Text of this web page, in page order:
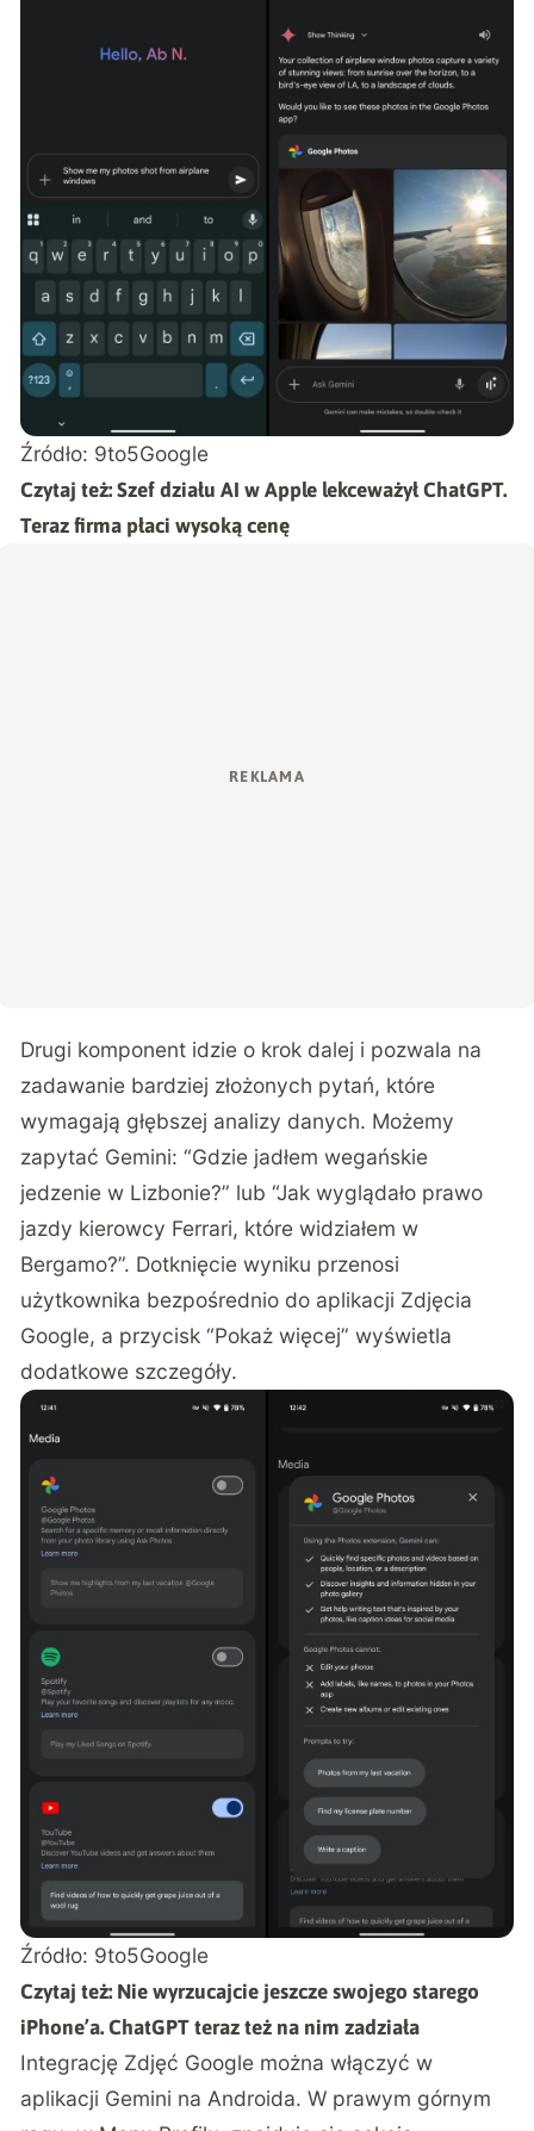
Źródło: 9to5Google
Czytaj też:Szef działu AI w Apple lekceważył ChatGPT.
Teraz firma płaci wysoką cenę
Drugi komponent idzie o krok dalej i pozwala na
zadawanie bardziej złożonych pytań, które
wymagają głębszej analizy danych. Możemy
zapytać Gemini: “Gdzie jadłem wegańskie
jedzenie w Lizbonie?” lub “Jak wyglądało prawo
jazdy kierowcy Ferrari, które widziałem w
Bergamo?”. Dotknięcie wyniku przenosi
użytkownika bezpośrednio do aplikacji Zdjęcia
Google, a przycisk “Pokaż więcej” wyświetla
dodatkowe szczegóły.
Źródło: 9to5Google
Czytaj też: Nie wyrzucajcie jeszcze swojego starego
iPhone’a. ChatGPT teraz też na nim zadziała
Integrację Zdjęć Google można włączyć w
aplikacji Gemini na Androida. W prawym górnym